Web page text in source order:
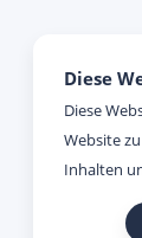
Diese
Diese
Website
Inhalten